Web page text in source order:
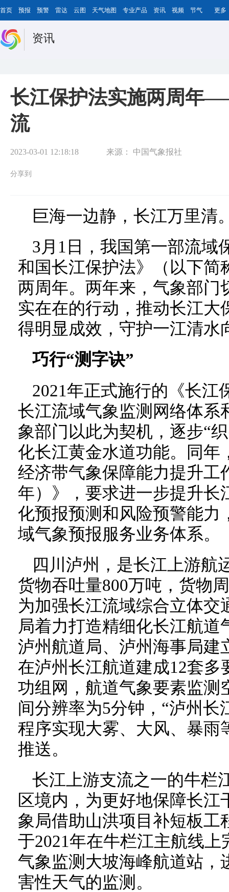
首页 预报 预警 雷达 云图 天气地图 专业产品 资讯 视频 节气 更多
资讯
长江保护法实施两周年
流
2023-03-01 12:18:18 来源： 中国气象报社
分享到
巨海一边静，长江万里清
3月1日，我国第一部流
和国长江保护法》（以下简
两周年。两年来，气象部门
实在在的行动，推动长江大
得明显成效，守护一江清水
巧行“测字诀”
2021年正式施行的《长江
长江流域气象监测网络体系
象部门以此为契机，逐步“
化长江黄金水道功能。同年
经济带气象保障能力提升工
年）》，要求进一步提升长
化预报预测和风险预警能力
域气象预报服务业务体系。
四川泸州，是长江上游航
货物吞吐量800万吨，货物
为加强长江流域综合立体交
局着力打造精细化长江航
泸州航道局、泸州海事局建
在泸州长江航道建成12套
功组网，航道气象要素监测
间分辨率为5分钟，“泸州长
程序实现大雾、大风、暴雨
推送。
长江上游支流之一的牛栏
区境内，为更好地保障长
象局借助山洪项目补短板工
于2021年在牛栏江主航线
气象监测大坡海峰航道站，
害性天气的监测。